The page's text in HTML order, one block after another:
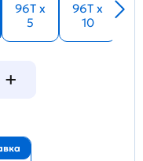
96T x
5
96T x
10